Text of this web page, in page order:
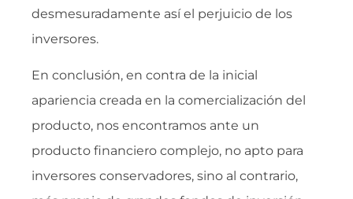
desmesuradamente así el perjuicio de los
inversores.
En conclusión, en contra de la inicial
apariencia creada en la comercialización del
producto, nos encontramos ante un
producto financiero complejo, no apto para
inversores conservadores, sino al contrario,